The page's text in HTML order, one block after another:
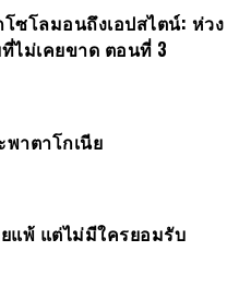
โซโลมอนถึงเอปสไตน์: ห่วง
ไม่เคยขาด ตอนที่ 3
าตาโกเนีย
แพ้ แต่ไม่มีใครยอมรับ